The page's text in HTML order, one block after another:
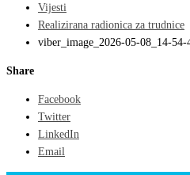
Vijesti
Realizirana radionica za trudnice
viber_image_2026-05-08_14-54-
Share
Facebook
Twitter
LinkedIn
Email